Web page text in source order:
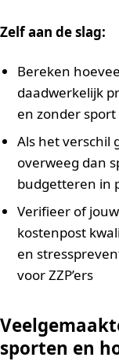
Zelf aan de slag:
Bereken
daadwerkelijk
en zonder sport
Als het verschil
overweeg dan
budgetteren in
Verifieer of
kostenpost
en
voor ZZP’ers
sporten en